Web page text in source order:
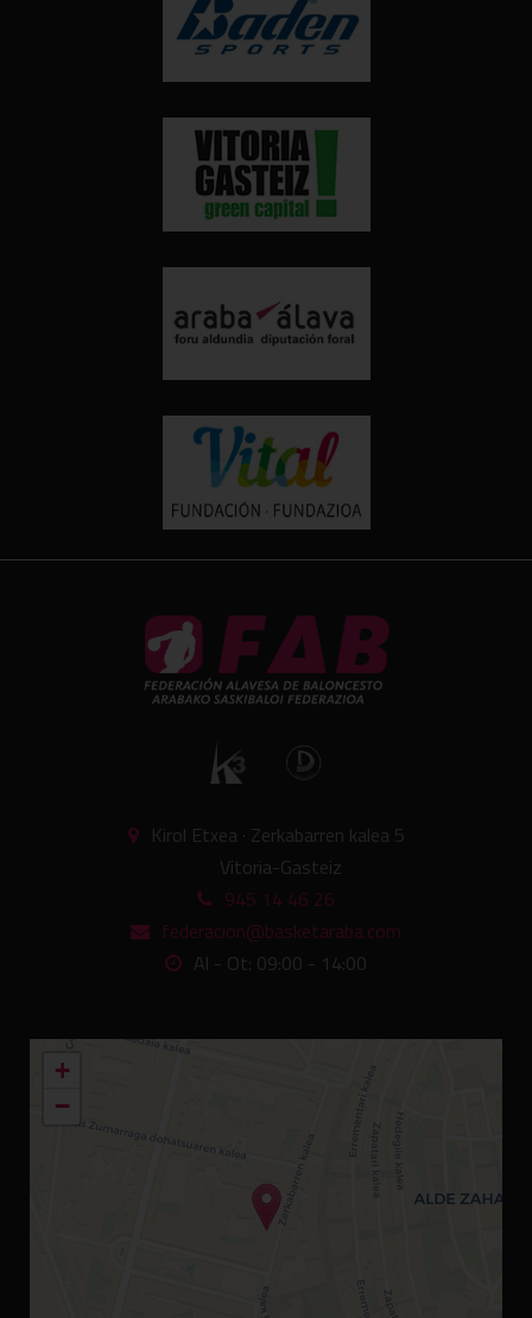
Kirol Etxea · Zerkabarren kalea 5
Vitoria-Gasteiz
945 14 46 26
federacion@basketaraba.com
Al - Ot: 09:00 - 14:00
+
−